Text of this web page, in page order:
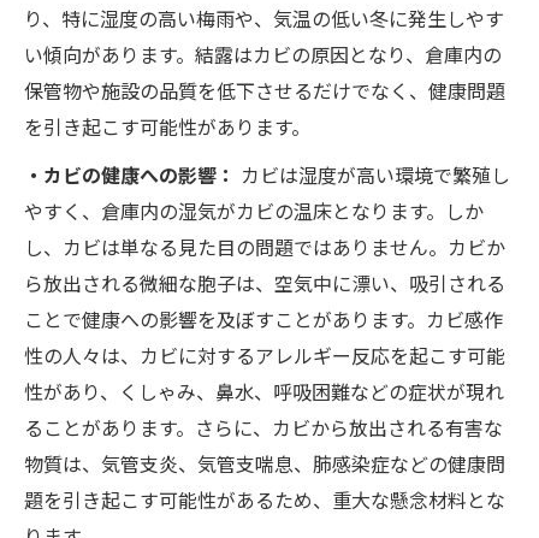
り、特に湿度の高い梅雨や、気温の低い冬に発生しやす
い傾向があります。結露はカビの原因となり、倉庫内の
保管物や施設の品質を低下させるだけでなく、健康問題
を引き起こす可能性があります。
・カビの健康への影響： カビは湿度が高い環境で繁殖し
やすく、倉庫内の湿気がカビの温床となります。しか
し、カビは単なる見た目の問題ではありません。カビか
ら放出される微細な胞子は、空気中に漂い、吸引される
ことで健康への影響を及ぼすことがあります。カビ感作
性の人々は、カビに対するアレルギー反応を起こす可能
性があり、くしゃみ、鼻水、呼吸困難などの症状が現れ
ることがあります。さらに、カビから放出される有害な
物質は、気管支炎、気管支喘息、肺感染症などの健康問
題を引き起こす可能性があるため、重大な懸念材料とな